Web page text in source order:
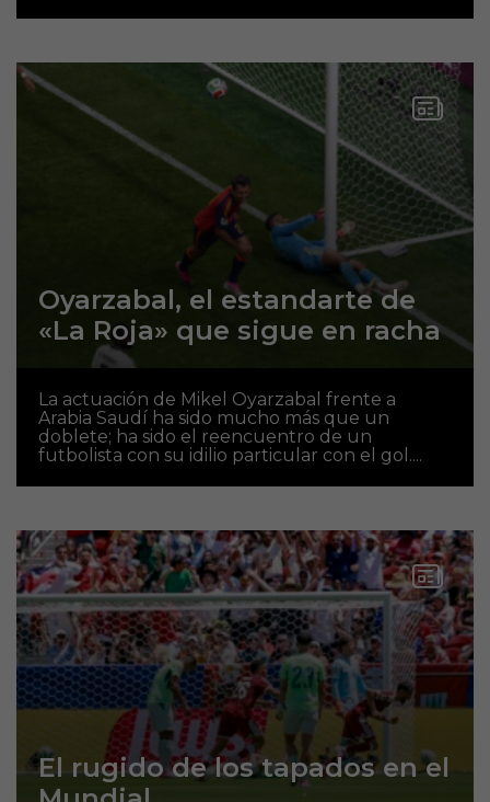
Oyarzabal, el estandarte de
«La Roja» que sigue en racha
La actuación de Mikel Oyarzabal frente a
Arabia Saudí ha sido mucho más que un
doblete; ha sido el reencuentro de un
futbolista con su idilio particular con el gol....
El rugido de los tapados en el